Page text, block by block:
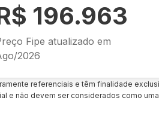
196.963
Fipe atualizado em
2026
referenciais e têm finalidade
e não devem ser considerados como